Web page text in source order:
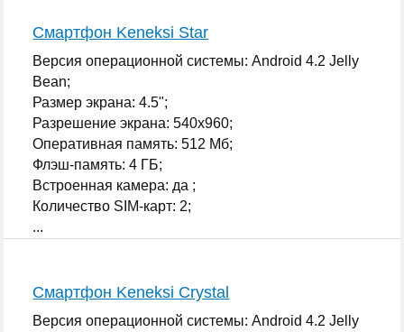
Смартфон Keneksi Star
Версия операционной системы: Android 4.2 Jelly
Bean;
Размер экрана: 4.5";
Разрешение экрана: 540x960;
Оперативная память: 512 Мб;
Флэш-память: 4 ГБ;
Встроенная камера: да ;
Количество SIM-карт: 2;
...
Смартфон Keneksi Crystal
Версия операционной системы: Android 4.2 Jelly